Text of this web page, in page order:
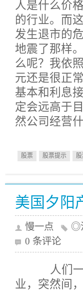
人是什么价
的行业。而
发生退市的
地震了那样
么呢？我依
元还是很正
基本和利息
定会远高于
然公司经营
股票 股票提示 股
美国夕阳
慢一点 ◎
0 条评论
人们一
业，突然间